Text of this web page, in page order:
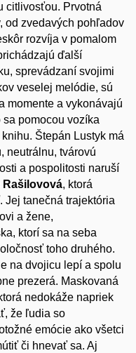
citlivosťou. Prvotná
od zvedavých pohľadov
rozvíja v pomalom
ďalší
sprevádzaní svojimi
veselej melódie, sú
momente a vykonávajú
pomocou vozíka
Štepán Lustyk má
neutrálnu, tvárovú
a pospolitosti naruší
, ktorá
Jej tanečná trajektória
a žene,
ktorí sa na seba
toho druhého.
na dvojicu lepí a spolu
prezerá. Maskovaná
nedokáže napriek
že ľudia so
emócie ako všetci
či hnevať sa. Aj